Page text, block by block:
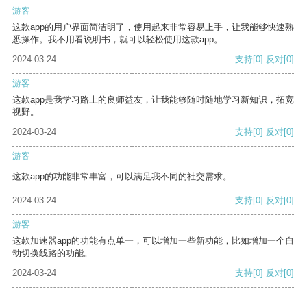
游客
这款app的用户界面简洁明了，使用起来非常容易上手，让我能够快速熟
悉操作。我不用看说明书，就可以轻松使用这款app。
2024-03-24
支持[0] 反对[0]
游客
这款app是我学习路上的良师益友，让我能够随时随地学习新知识，拓宽
视野。
2024-03-24
支持[0] 反对[0]
游客
这款app的功能非常丰富，可以满足我不同的社交需求。
2024-03-24 支持[0] 反对[0]
游客
这款加速器app的功能有点单一，可以增加一些新功能，比如增加一个自
动切换线路的功能。
2024-03-24
支持[0] 反对[0]